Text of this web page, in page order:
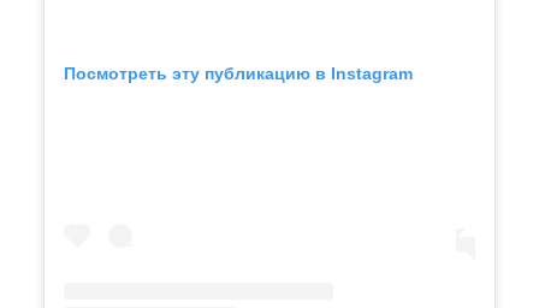
Посмотреть эту публикацию в Instagram